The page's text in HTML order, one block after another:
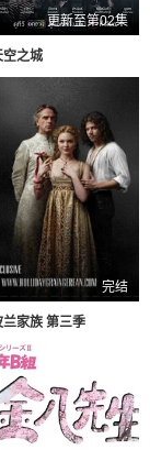
更新至第02集
空之城
完结
兰家族 第三季